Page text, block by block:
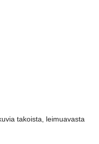
takoista, leimuavasta